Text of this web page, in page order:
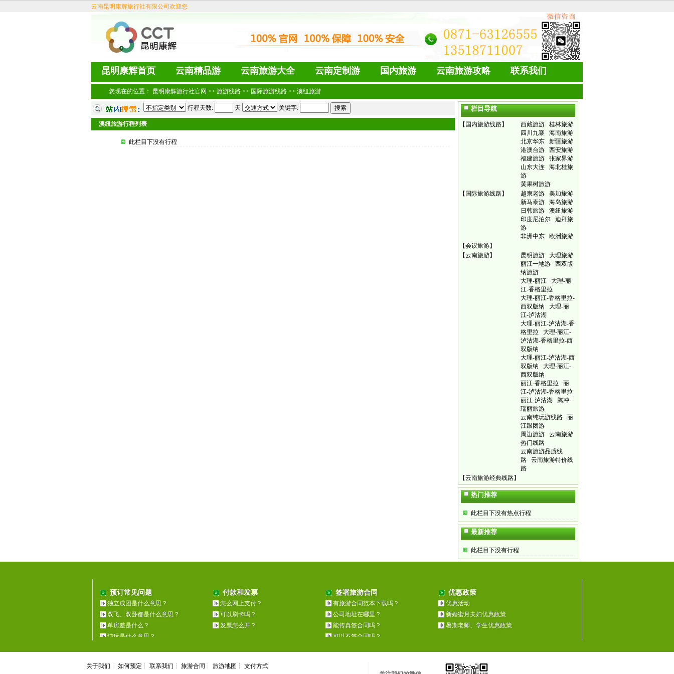
云南昆明康辉旅行社有限公司欢迎您
昆明康辉首页 云南精品游 云南旅游大全 云南定制游 国内旅游 云南旅游攻略 联系我们
您现在的位置： 昆明康辉旅行社官网 >> 旅游线路 >> 国际旅游线路 >> 澳纽旅游
行程天数: 天 关键字:
澳纽旅游行程列表
此栏目下没有行程
栏目导航
【 国内旅游线路】 西藏旅游
桂林旅游
四川九寨
海南旅游
北京华东
新疆旅游
港澳台游
西安旅游
福建旅游
张家界游
山东大连
海北桂旅
游
黄果树旅游
【 国际旅游线路】 越柬老游
美加旅游
新马泰游
海岛旅游
日韩旅游
澳纽旅游
印度尼泊尔
迪拜旅
游
非洲中东
欧洲旅游
【会议旅游】
【云南旅游】 昆明旅游
大理旅游
丽江一地游
西双版
纳旅游
大理-丽江
大理-丽
江-香格里拉
大理-丽江-香格里拉-
西双版纳
大理-丽
江-泸沽湖
大理-丽江-泸沽湖-香
格里拉
大理-丽江-
泸沽湖-香格里拉-西
双版纳
大理-丽江-泸沽湖-西
双版纳
大理-丽江-
西双版纳
丽江-香格里拉
丽
江-泸沽湖-香格里拉
丽江-泸沽湖
腾冲-
瑞丽旅游
云南纯玩游线路
丽
江跟团游
周边旅游
云南旅游
热门线路
云南旅游品质线
路
云南旅游特价线
路
【云南旅游经典线路】
热门推荐
此栏目下没有热点行程
最新推荐
此栏目下没有行程
预订常见问题
独立成团是什么意思？
双飞、双卧都是什么意思？
单房差是什么？
纯玩是什么意思？
付款和发票
怎么网上支付？
可以刷卡吗？
发票怎么开？
签署旅游合同
有旅游合同范本下载吗？
公司地址在哪里？
能传真签合同吗？
可以不签合同吗？
优惠政策
优惠活动
新婚蜜月夫妇优惠政策
暑期老师、学生优惠政策
关于我们 ┆ 如何预定 ┆ 联系我们 ┆ 旅游合同 ┆ 旅游地图 ┆ 支付方式